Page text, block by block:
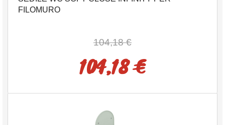
FILOMURO
104,18 €
104,18 €